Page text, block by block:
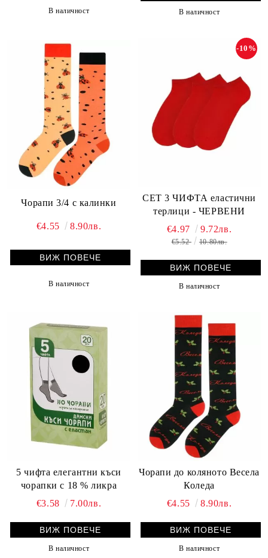
В наличност В наличност
Чорапи 3/4 с калинки
€4.55 8.90лв.
ВИЖ ПОВЕЧЕ
В наличност
СЕТ 3 ЧИФТА еластични
терлици - ЧЕРВЕНИ
-10%
€4.97 9.72лв.
€5.52 10.80лв.
ВИЖ ПОВЕЧЕ
В наличност
5 чифта елегантни къси
чорапки с 18 % ликра
€3.58
7.00лв.
ВИЖ ПОВЕЧЕ
В наличност
Чорапи до коляното Весела
Коледа
€4.55
8.90лв.
ВИЖ ПОВЕЧЕ
В наличност